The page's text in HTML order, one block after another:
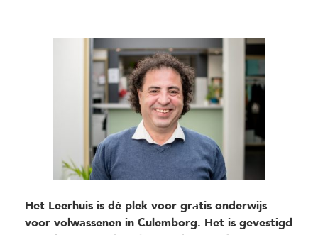
Het Leerhuis is dé plek voor gratis onderwijs
voor volwassenen in Culemborg. Het is gevestigd